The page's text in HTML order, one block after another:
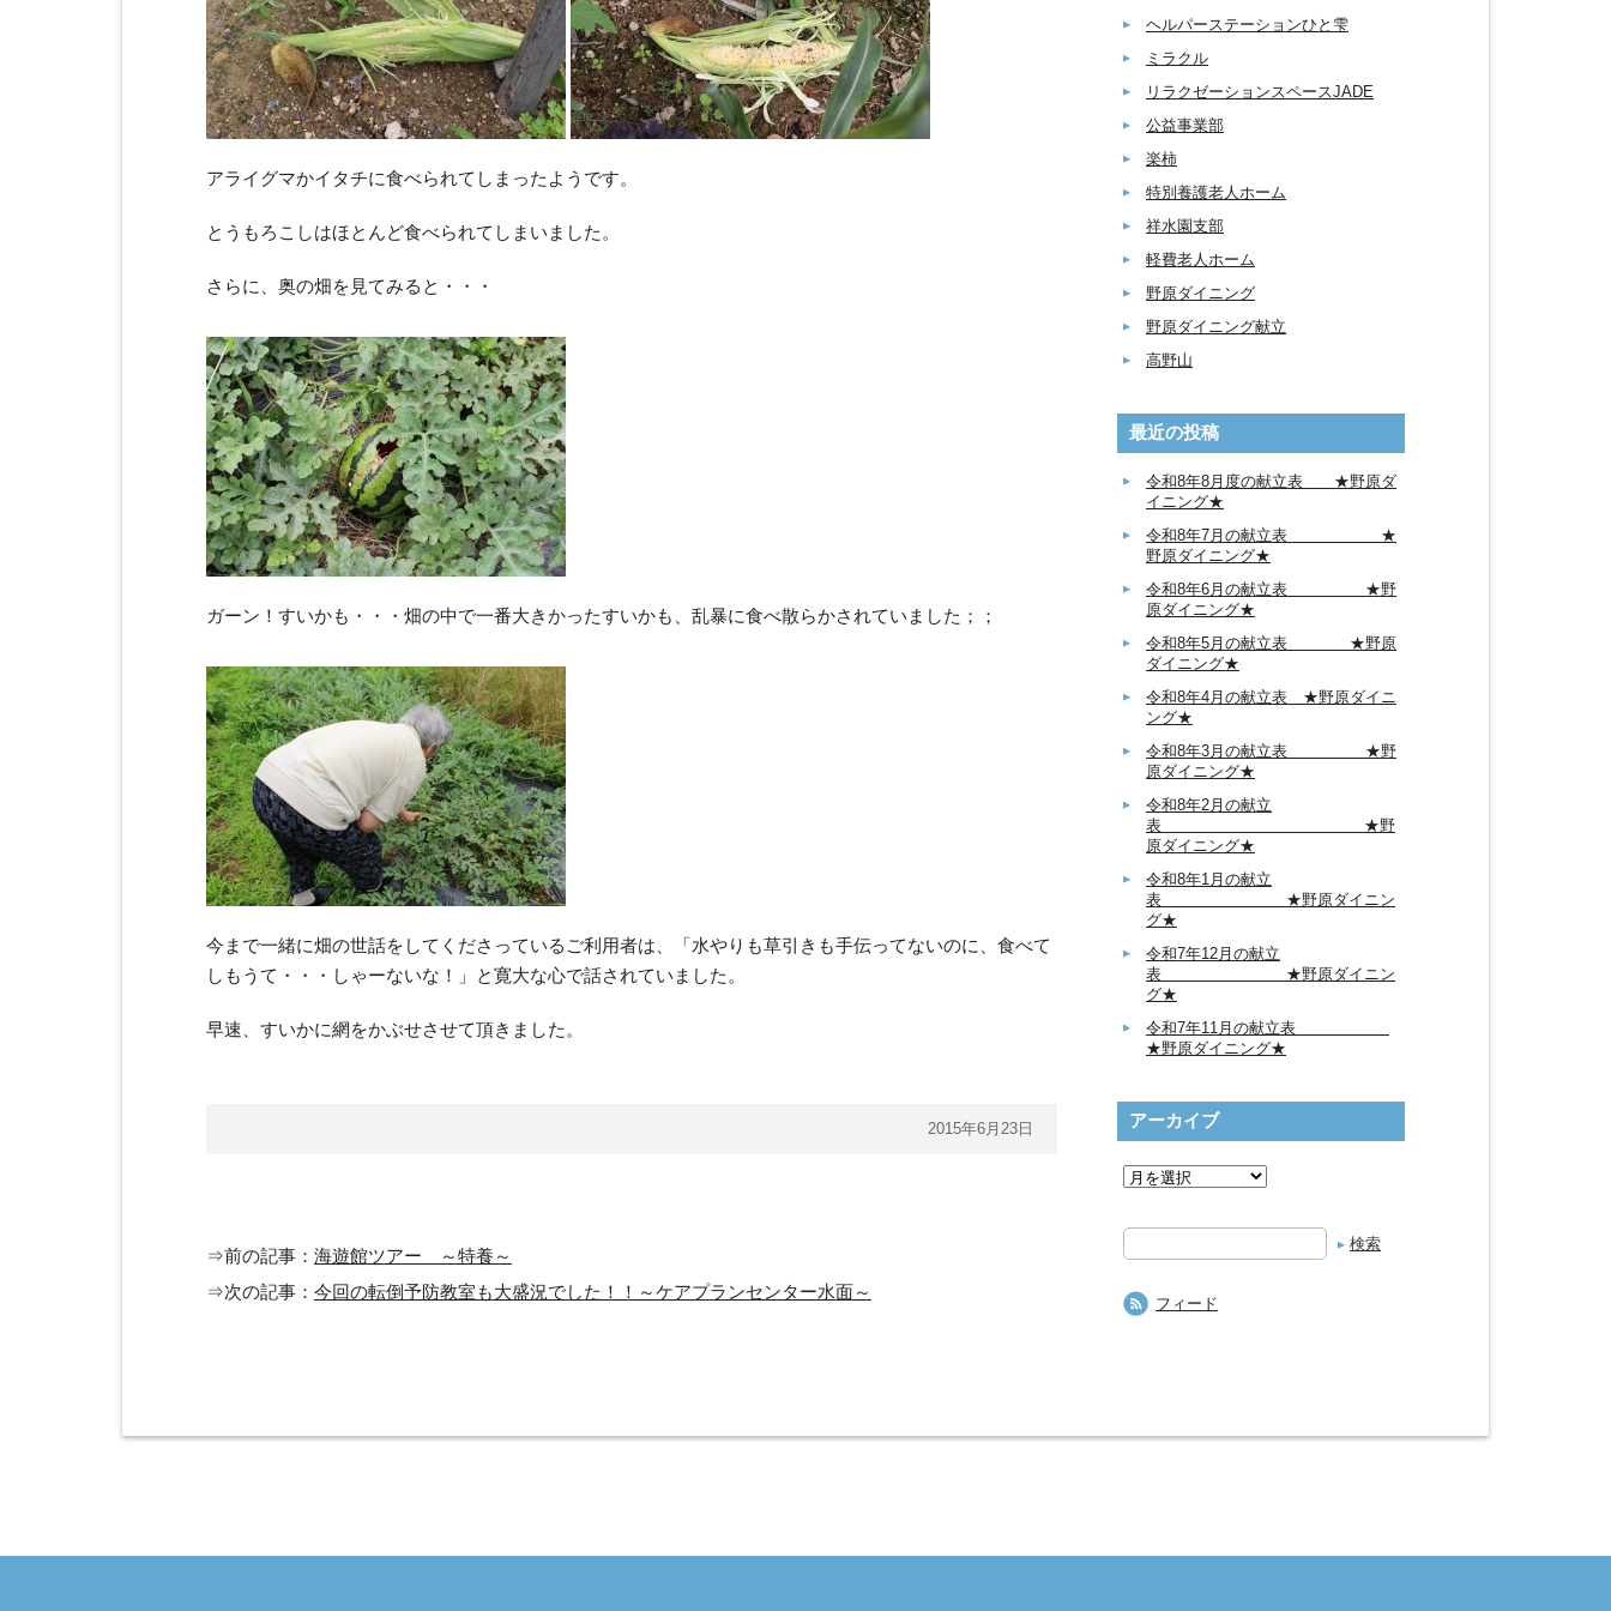
アライグマかイタチに食べられてしまったようです。
とうもろこしはほとんど食べられてしまいました。
さらに、奥の畑を見てみると・・・
ガーン！すいかも・・・畑の中で一番大きかったすいかも、乱暴に食べ散らかされていました；；
今まで一緒に畑の世話をしてくださっているご利用者は、「水やりも草引きも手伝ってないのに、食べて
しもうて・・・しゃーないな！」と寛大な心で話されていました。
早速、すいかに網をかぶせさせて頂きました。
2015年6月23日
⇒前の記事： 海遊館ツアー ～特養～
⇒次の記事： 今回の転倒予防教室も大盛況でした！！～ケアプランセンター水面～
ヘルパーステーションひと雫
ミラクル
リラクゼーションスペースJADE
公益事業部
楽柿
特別養護老人ホーム
祥水園支部
軽費老人ホーム
野原ダイニング
野原ダイニング献立
高野山
最近の投稿
令和8年8月度の献立表 ★野原ダ
イニング★
令和8年7月の献立表 ★
野原ダイニング★
令和8年6月の献立表 ★野
原ダイニング★
令和8年5月の献立表 ★野原
ダイニング★
令和8年4月の献立表 ★野原ダイニ
ング★
令和8年3月の献立表 ★野
原ダイニング★
令和8年2月の献立
表 ★野
原ダイニング★
令和8年1月の献立
表 ★野原ダイニン
グ★
令和7年12月の献立
表 ★野原ダイニン
グ★
令和7年11月の献立表
★野原ダイニング★
アーカイブ
索
フィード